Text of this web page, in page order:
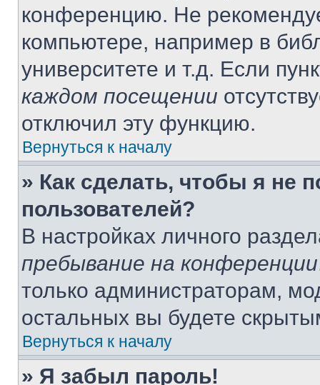
конференцию. Не
компьютере, например в
университете и т.д. Если
каждом посещении
отключил эту функцию.
Вернуться к началу
» Как сделать, чтобы я не
пользователей?
В настройках личного
пребывание на конференции
только администраторам,
остальных вы будете
Вернуться к началу
» Я забыл пароль!